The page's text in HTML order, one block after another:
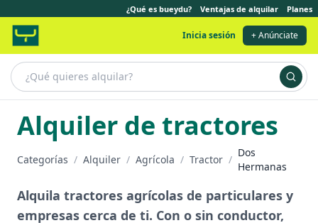
¿Qué es bueydu? Ventajas de alquilar Planes
Inicia sesión + Anúnciate
Alquiler de tractores
Categorías / Alquiler / Agrícola / Tractor /
Dos
Hermanas
Alquila tractores agrícolas de particulares y
empresas cerca de ti. Con o sin conductor,